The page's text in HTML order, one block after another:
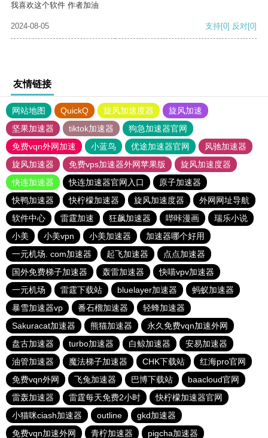
我喜欢这个软件 作者加油
2024-08-05 支持[0] 反对[0]
友情链接
网站地图 QuickQ 旋风加速度器
旋风加速
坚果加速器
tiktok加速器
狗急加速器官网
免费vqn外网加速
小蓝鸟 优途加速器官网
风驰加速器
旋风加速器
免费vps加速器外网苹果版
旋风加速度器
快连加速器
快连加速器官网入口
原子加速器
快鸭加速器
快柠檬加速器 旋风加速度器
外网网址导航
软件中心
雷霆加速 狂飙加速器 哔咔漫画
瑞乐小说
小美
小美vpn 小美加速器
加速器哪个好用
一元机场. com加速器
起飞加速器
点点加速器
国外免费梯子加速器
轰雷加速器
快喵vpv加速器
一元机场
雷霆下载站 bluelayer加速器
蚂蚁加速器
暴雪加速器vp
番石榴加速器
轻蜂加速器
Sakuracat加速器
熊猫加速器
永久免费vqn加速外网
盘古加速器
turbo加速器 白鲸加速器
安易加速器
油管加速器
魔法梯子加速器 CHK下载站
红海pro官网
免费vqn外网
飞兔加速器 巴博下载站
baacloud官网
雷轰加速器
雷霆每天免费2小时
快柠檬加速器官网
小猫咪ciash加速器
outline
gkd加速器
免费vqn加速外网
青柠加速器 pigcha加速器